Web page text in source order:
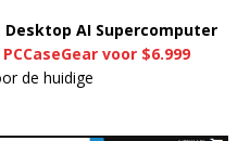
Desktop AI Supercomputer
voor $6.999
de huidige